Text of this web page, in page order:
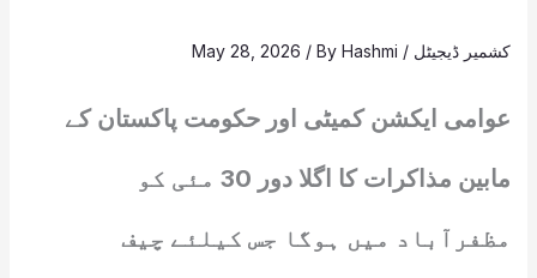
کشمیر ڈیجیٹل /
May 28, 2026 / ByHashmi
عوامی ایکشن کمیٹی اور حکومت پاکستان کے
مابین مذاکرات کا اگلا دور 30 مئی کو
مظفرآباد میں ہوگا جس کیلئے چیف